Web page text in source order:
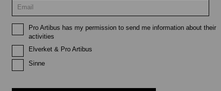
Pro Artibus has my permission to send me information about their
activities
Elverket & Pro Artibus
Sinne